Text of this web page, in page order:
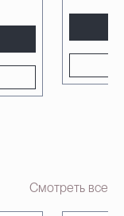
Смотреть все